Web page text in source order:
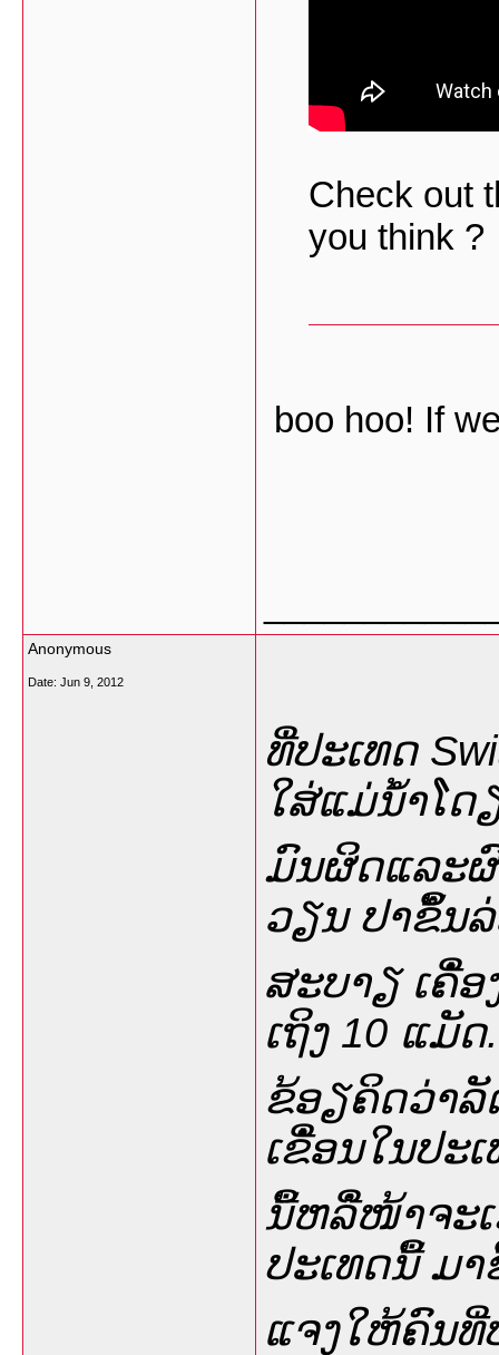
Check out
you think ?
boo hoo! If
Anonymous
Date: Jun 9, 2012
ທື່ປະເທດ
ໃສ່ແມ່ນໍ້າໂດ
ມົນຜິດແລະ
ວຽນ ປາຂຶໍ້ນ
ສະບາຽ ເຄືໍ່
ເຖິງ 10 ແມັດ.
ຂ້ອຽຄິດວ່າລັ
ເຂືໍ່ອນໃນປະ
ນື້ຫລືໍໜ້າຈະເ
ປະເທດນື້ ມາ
ແຈງໃຫ້ຄົນທີ່